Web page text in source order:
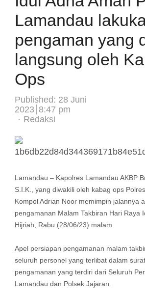
Lamandau
pengaman yang
langsung oleh
Ops
Published: 28 Juni
2023 8:47 pm
Author
Redaksi
Lamandau – Kapolres Lamandau AKBP
S.I.K., yang diwakili oleh kabag ops
Kompol Adrian Noor memimpin jalannya
pengamanan Malam Takbiran Hari Raya
Hijriah, Rabu (28/06/23) malam.
Apel persiapan pengamanan malam
seluruh personel yang terlibat dalam
pengamanan yang terdiri dari Seluruh
Lamandau dan Polsek Jajaran.